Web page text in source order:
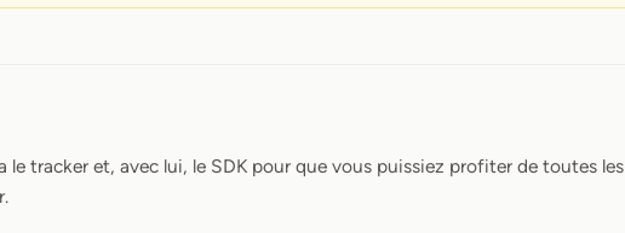
le tracker et, avec lui, le SDK pour que vous puissiez profiter de toutes les